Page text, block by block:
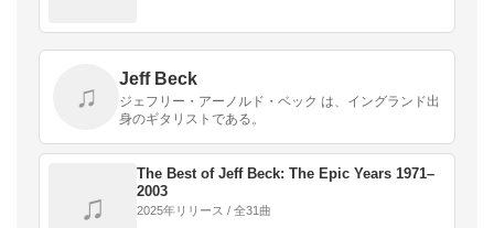
♫
Jeff Beck
ジェフリー・アーノルド・ベック は、イングランド出
身のギタリストである。
♫
The Best of Jeff Beck: The Epic Years 1971–
2003
2025年リリース / 全31曲